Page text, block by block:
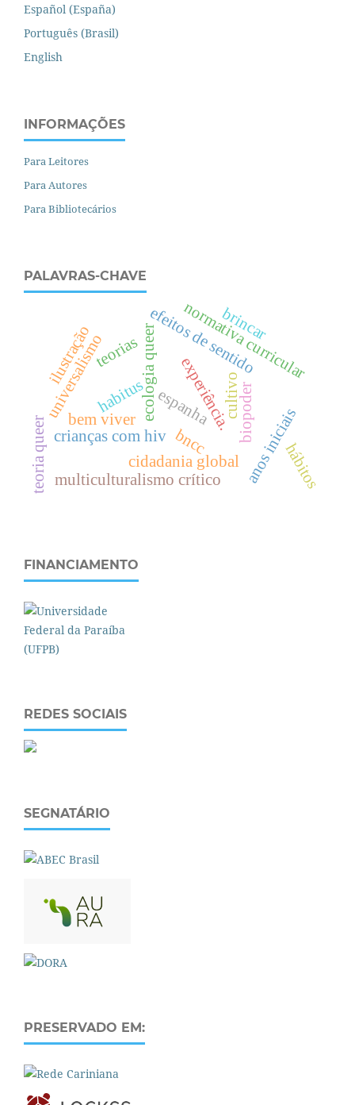
Español (España)
Português (Brasil)
English
INFORMAÇÕES
Para Leitores
Para Autores
Para Bibliotecários
PALAVRAS-CHAVE
bncc
ecologia queerespanha
cidadania global
efeitos de sentido
experiência.biopoder
crianças com hiv
habitus
teorias
teoria queer
normativa curricular
cultivo
universalismo
multiculturalismo crítico
brincar
ilustração
anos iniciaishábitos
bem viver
FINANCIAMENTO
REDES SOCIAIS
SEGNATÁRIO
PRESERVADO EM: